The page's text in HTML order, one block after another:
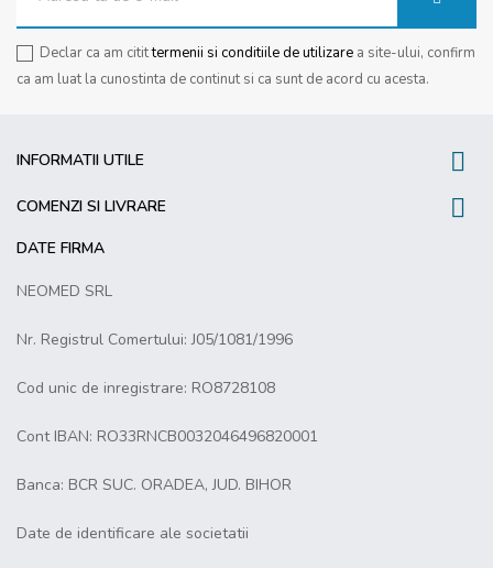
Declar ca am citittermenii si conditiile de utilizare a site-ului, confirm
ca am luat la cunostinta de continut si ca sunt de acord cu acesta.
INFORMATII UTILE 
COMENZI SI LIVRARE 
DATE FIRMA
NEOMED SRL
Nr. Registrul Comertului: J05/1081/1996
Cod unic de inregistrare: RO8728108
Cont IBAN: RO33RNCB0032046496820001
Banca: BCR SUC. ORADEA, JUD. BIHOR
Date de identificare ale societatii